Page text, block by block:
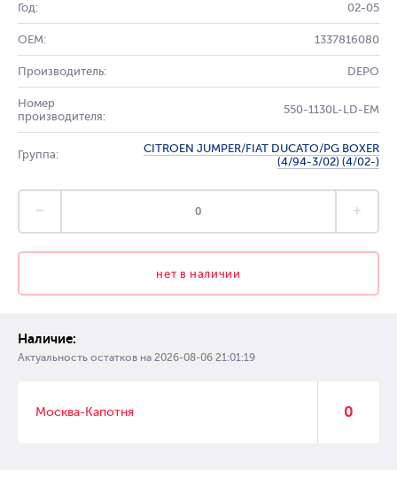
Год: 02-05
OEM: 1337816080
Производитель: DEPO
Номер
производителя:
550-1130L-LD-EM
Группа:
CITROEN JUMPER/FIAT DUCATO/PG BOXER
(4/94-3/02) (4/02-)
нет в наличии
Наличие:
Актуальность остатков на 2026-08-06 21:01:19
Москва-Капотня 0